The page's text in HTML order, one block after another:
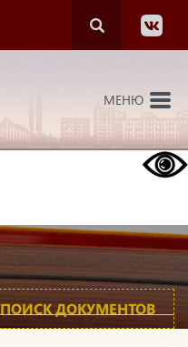
МЕНЮ
ПОИСК ДОКУМЕНТОВ